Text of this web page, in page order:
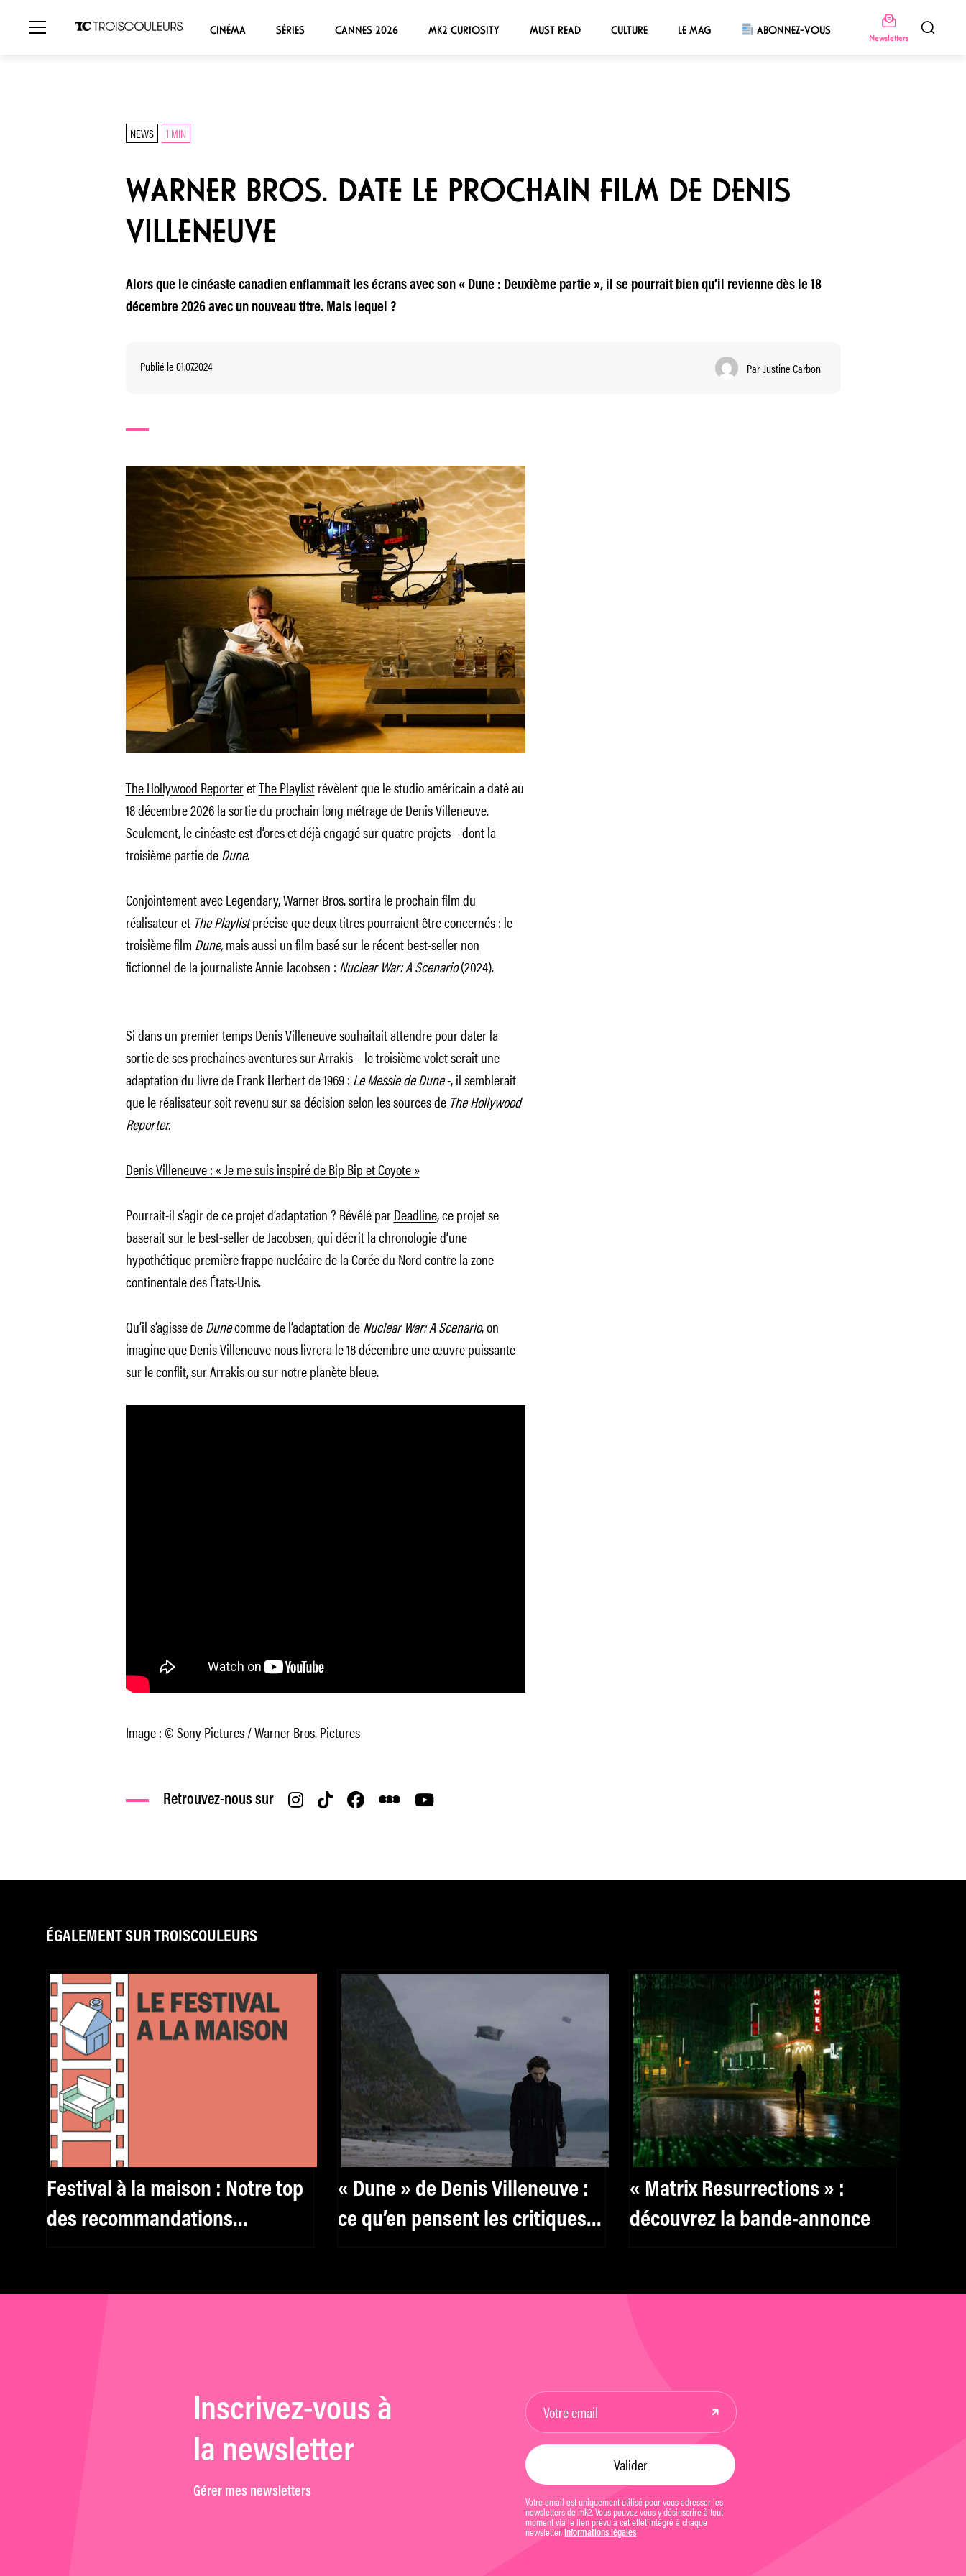
CINÉMA SÉRIES CANNES 2026 MK2 CURIOSITY MUST READ CULTURE LE MAG ABONNEZ-VOUS
Newsletters
NEWS 1 MIN
WARNER BROS. DATE LE PROCHAIN FILM DE DENIS
VILLENEUVE
Alors que le cinéaste canadien enflammait les écrans avec son « Dune : Deuxième partie », il se pourrait bien qu’il revienne dès le 18
décembre 2026 avec un nouveau titre. Mais lequel ?
Publié le 01.07.2024 Par Justine Carbon
The Hollywood ReporteretThe Playlistrévèlent que le studio américain a daté au
18 décembre 2026 la sortie du prochain long métrage de Denis Villeneuve.
Seulement, le cinéaste est d’ores et déjà engagé sur quatre projets – dont la
troisième partie deDune.
Conjointement avec Legendary, Warner Bros. sortira le prochain film du
réalisateur et The Playlistprécise que deux titres pourraient être concernés : le
troisième film Dune,mais aussi un film basé sur le récent best-seller non
fictionnel de la journaliste Annie Jacobsen : Nuclear War: A Scenario(2024).
Si dans un premier temps Denis Villeneuve souhaitait attendre pour dater la
sortie de ses prochaines aventures sur Arrakis – le troisième volet serait une
adaptation du livre de Frank Herbert de 1969 : Le Messie de Dune-, il semblerait
que le réalisateur soit revenu sur sa décision selon les sources de The Hollywood
Reporter.
Denis Villeneuve : « Je me suis inspiré de Bip Bip et Coyote »
Pourrait-il s’agir de ce projet d’adaptation ? Révélé parDeadline, ce projet se
baserait sur le best-seller de Jacobsen, qui décrit la chronologie d’une
hypothétique première frappe nucléaire de la Corée du Nord contre la zone
continentale des États-Unis.
Qu’il s’agisse deDunecomme de l’adaptation deNuclear War: A Scenario, on
imagine que Denis Villeneuve nous livrera le 18 décembre une œuvre puissante
sur le conflit, sur Arrakis ou sur notre planète bleue.
Image : © Sony Pictures / Warner Bros. Pictures
Retrouvez-nous sur
ÉGALEMENT SUR TROISCOULEURS
Festival à la maison : Notre top
des recommandations
« Dune » de Denis Villeneuve :
ce qu’en pensent les critiques
« Matrix Resurrections » :
découvrez la bande-annonce
Inscrivez-vous à
la newsletter
Gérer mes newsletters
Votre email est uniquement utilisé pour vous adresser les
newsletters de mk2. Vous pouvez vous y désinscrire à tout
moment via le lien prévu à cet effet intégré à chaque
newsletter. Informations légales